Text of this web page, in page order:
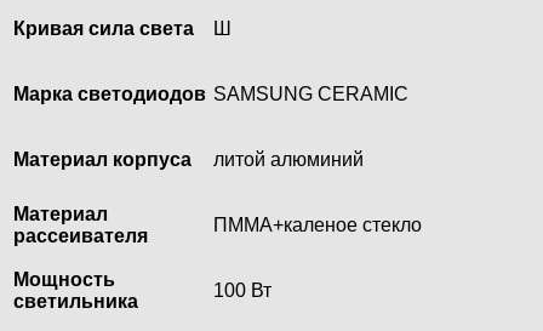
Кривая сила света Ш
Марка светодиодов SAMSUNG CERAMIC
Материал корпуса литой алюминий
Материал
рассеивателя
ПММА+каленое стекло
Мощность
светильника
100 Вт